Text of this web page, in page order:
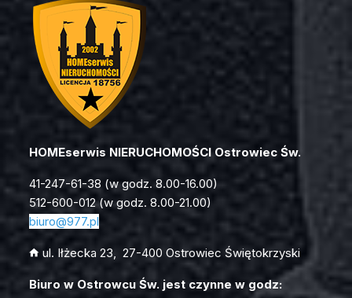
HOMEserwis NIERUCHOMOŚCI Ostrowiec Św.
41-247-61-38 (w godz. 8.00-16.00)
512-600-012 (w godz. 8.00-21.00)
biuro@977.pl
ul. Iłżecka 23, 27-400 Ostrowiec Świętokrzyski
Biuro w Ostrowcu Św. jest czynne w godz: